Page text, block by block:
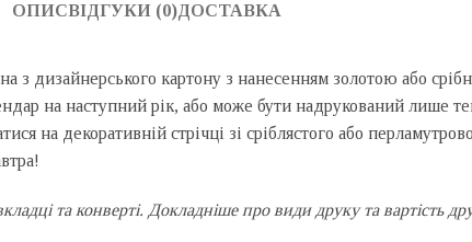
ОПИСВІДГУКИ (0)ДОСТАВКА
з дизайнерського картону з нанесенням золотою або
на наступний рік, або може бути надрукований лише
на декоративній стрічці зі сріблястого або
та конверті. Докладніше про види друку та